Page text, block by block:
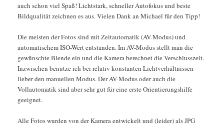
auch schon viel Spaß! Lichtstark, schneller Autofokus und beste
Bildqualität zeichnen es aus. Vielen Dank an Michael für den Tipp!
Die meisten der Fotos sind mit Zeitautomatik (AV-Modus) und
automatischem ISO-Wert entstanden. Im AV-Modus stellt man die
gewünschte Blende ein und die Kamera berechnet die Verschlusszeit.
Inzwischen benutze ich bei relativ konstanten Lichtverhältnissen
lieber den manuellen Modus. Der AV-Modus oder auch die
Vollautomatik sind aber sehr gut für eine erste Orientierungshilfe
geeignet.
Alle Fotos wurden von der Kamera entwickelt und (leider) als JPG